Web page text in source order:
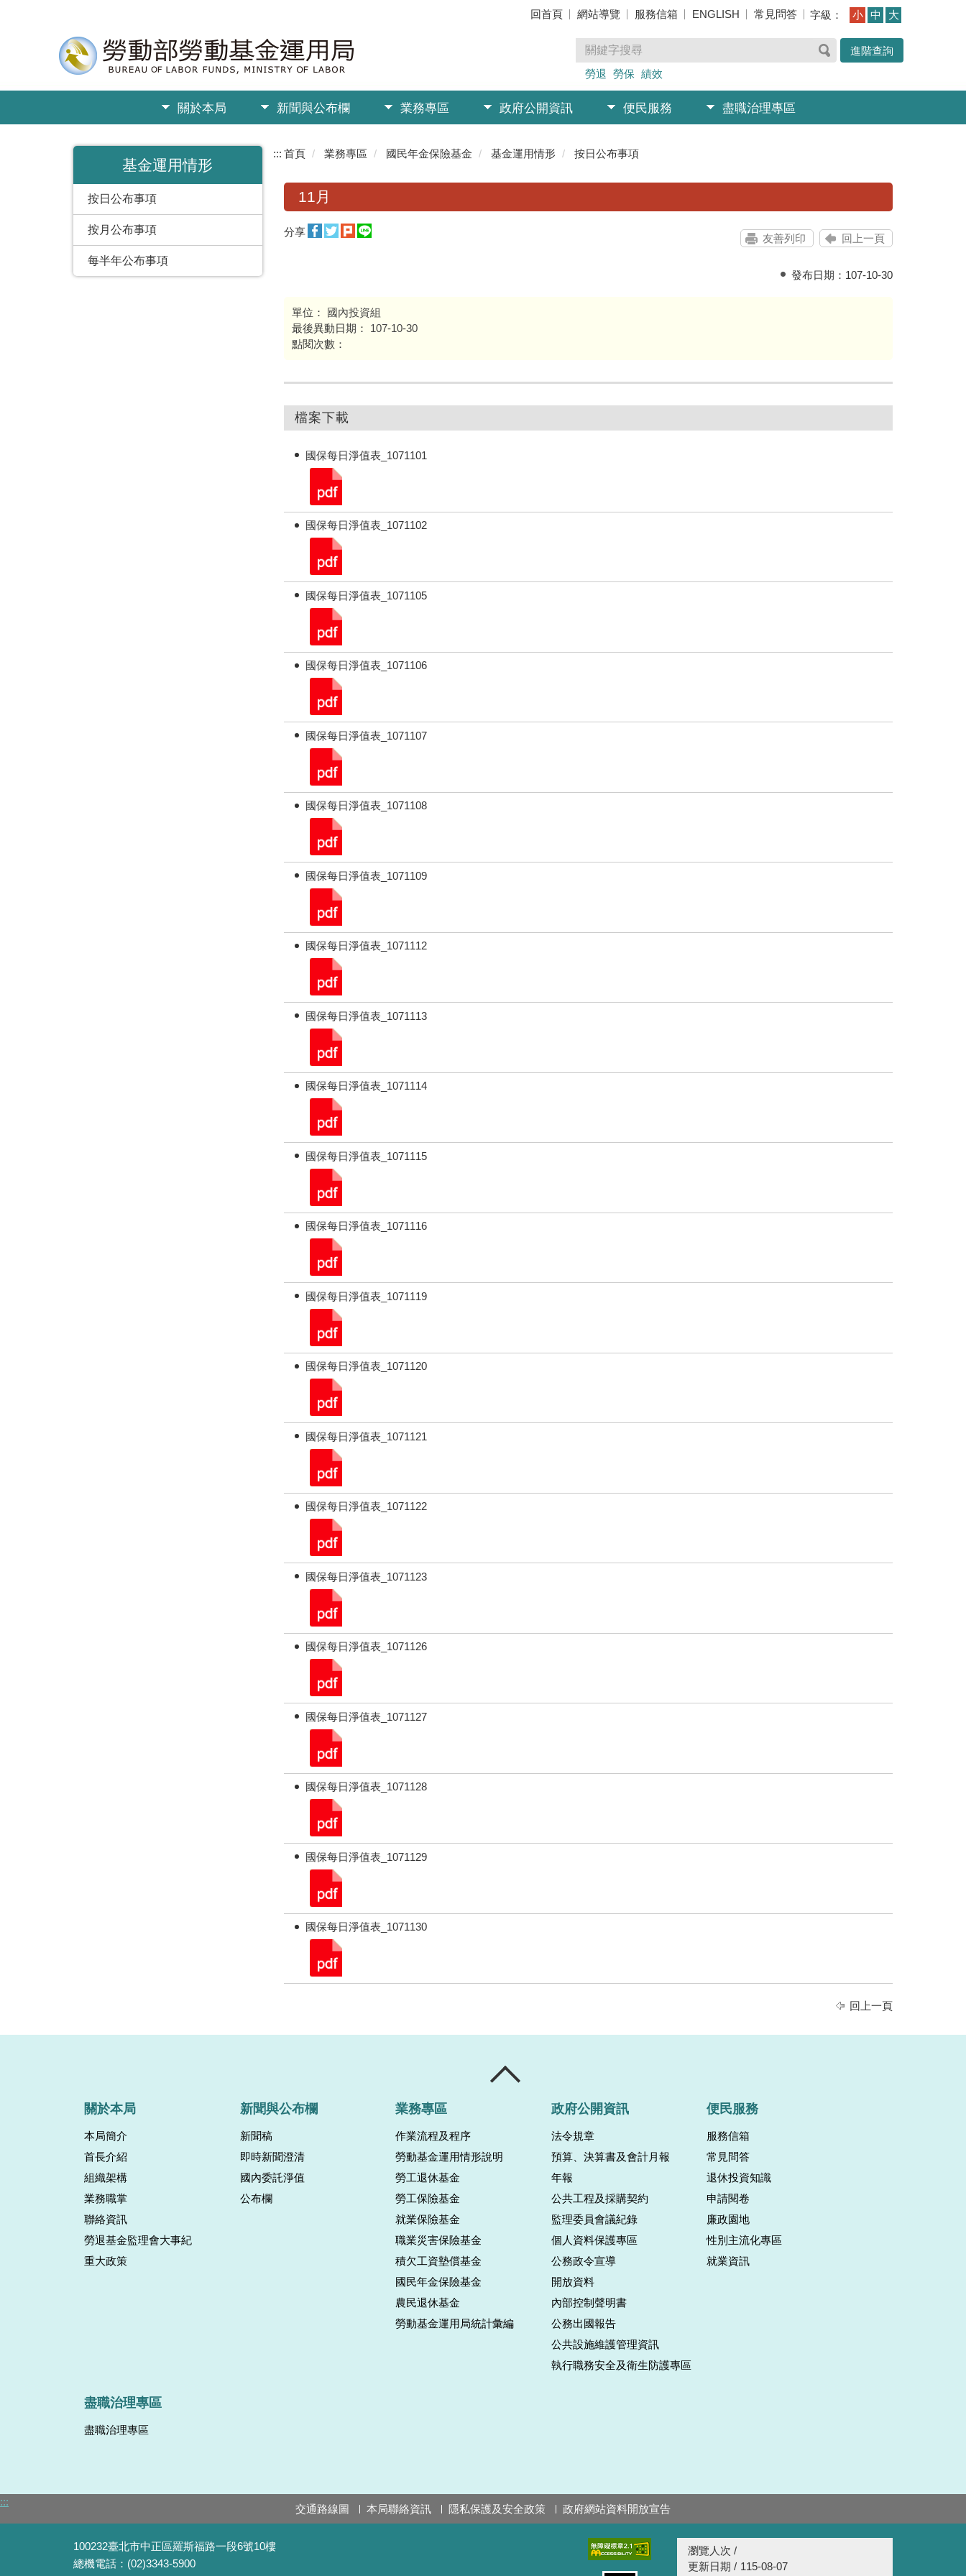
回首頁 網站導覽 服務信箱 ENGLISH 常見問答 字級： 小 中 大
進階查詢
勞退 勞保 績效
關於本局 新聞與公布欄 業務專區 政府公開資訊 便民服務 盡職治理專區
基金運用情形
按日公布事項
按月公布事項
每半年公布事項
::: 首頁 業務專區 國民年金保險基金 基金運用情形 按日公布事項
11月
分享
友善列印 回上一頁
發布日期： 107-10-30
單位：
國內投資組
最後異動日期：
107-10-30
點閱次數：
檔案下載
國保每日淨值表_1071101
國保每日淨值表_1071102
國保每日淨值表_1071105
國保每日淨值表_1071106
國保每日淨值表_1071107
國保每日淨值表_1071108
國保每日淨值表_1071109
國保每日淨值表_1071112
國保每日淨值表_1071113
國保每日淨值表_1071114
國保每日淨值表_1071115
國保每日淨值表_1071116
國保每日淨值表_1071119
國保每日淨值表_1071120
國保每日淨值表_1071121
國保每日淨值表_1071122
國保每日淨值表_1071123
國保每日淨值表_1071126
國保每日淨值表_1071127
國保每日淨值表_1071128
國保每日淨值表_1071129
國保每日淨值表_1071130
回上一頁
關於本局
本局簡介
首長介紹
組織架構
業務職掌
聯絡資訊
勞退基金監理會大事紀
重大政策
新聞與公布欄
新聞稿
即時新聞澄清
國內委託淨值
公布欄
業務專區
作業流程及程序
勞動基金運用情形說明
勞工退休基金
勞工保險基金
就業保險基金
職業災害保險基金
積欠工資墊償基金
國民年金保險基金
農民退休基金
勞動基金運用局統計彙編
政府公開資訊
法令規章
預算、決算書及會計月報
年報
公共工程及採購契約
監理委員會議紀錄
個人資料保護專區
公務政令宣導
開放資料
內部控制聲明書
公務出國報告
公共設施維護管理資訊
執行職務安全及衛生防護專區
便民服務
服務信箱
常見問答
退休投資知識
申請閱卷
廉政園地
性別主流化專區
就業資訊
盡職治理專區
盡職治理專區
:::
交通路線圖 本局聯絡資訊 隱私保護及安全政策 政府網站資料開放宣告
100232臺北市中正區羅斯福路一段6號10樓
總機電話：(02)3343-5900
瀏覽人次 /
更新日期 / 115-08-07